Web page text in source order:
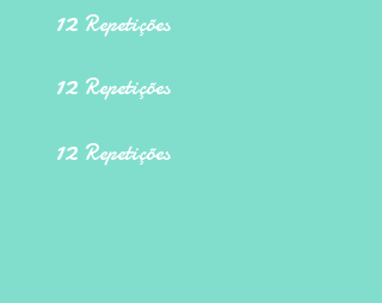
12 Repetições
12 Repetições
12 Repetições